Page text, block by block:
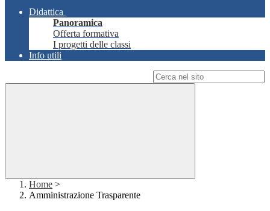
Didattica
Panoramica
Offerta formativa
I progetti delle classi
Info utili
Home >
Amministrazione Trasparente